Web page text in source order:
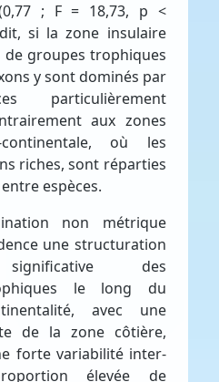
; F = 18,73, p <
si la zone insulaire
de groupes trophiques
y sont dominés par
particulièrement
aux zones
où les
riches, sont réparties
espèces.
non métrique
une structuration
significative des
le long du
avec une
de la zone côtière,
forte variabilité inter-
élevée de